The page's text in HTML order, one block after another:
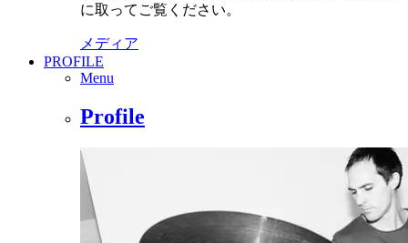
に取ってご覧ください。
メディア
PROFILE
Menu
Profile